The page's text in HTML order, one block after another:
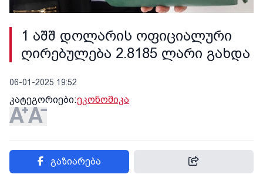
1 აშშ დოლარის ოფიციალური
ღირებულება 2.8185 ლარი გახდა
06-01-2025 19:52
კატეგორიები:ეკონომიკა
გაზიარება